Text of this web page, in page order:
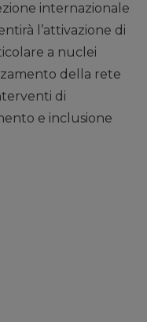
internazionale
l’attivazione di
a nuclei
della rete
di
e inclusione